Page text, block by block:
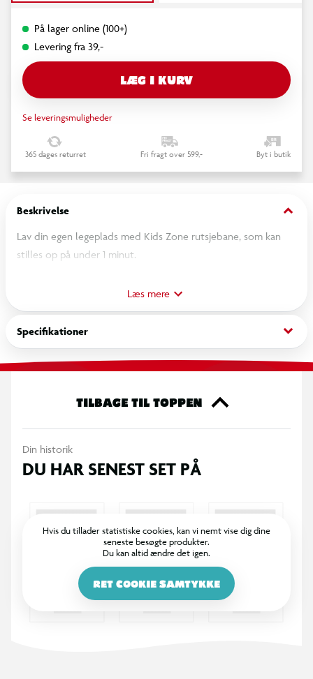
På lager online (100+)
Levering fra 39,-
LÆG I KURV
Se leveringsmuligheder
365 dages returret Fri fragt over 599,- Byt i butik
Beskrivelse keyboard_arrow_down
Lav din egen legeplads med Kids Zone rutsjebane, som kan
stilles op på under 1 minut.
Rutsjebanen er stabilt konstrueret så den ikke tipper og når
barnet har taget trinnene op,
venter der en sjov bane på 120cm.
Rutsjebanen kan foldes sammen, og fylder ingenting, når
og rutsjebanen skal stilles ind for vinteren.
Vægt: 4,2kg
Læs mere
Specifikationer keyboard_arrow_down
TILBAGE TIL TOPPEN
Din historik
DU HAR SENEST SET PÅ
Hvis du tillader statistiske cookies, kan vi nemt vise dig dine
seneste besøgte produkter.
Du kan altid ændre det igen.
RET COOKIE SAMTYKKE